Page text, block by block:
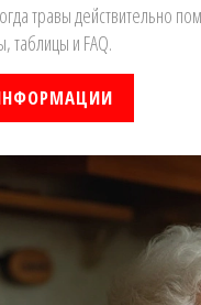
травы действительно
таблицы и FAQ.